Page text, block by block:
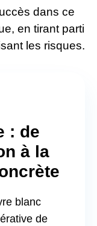
dans ce
en tirant parti
les risques.
: de
à la
blanc
de